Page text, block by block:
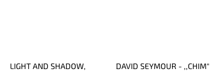
LIGHT AND SHADOW,
DAVID SEYMOUR - ,,CHIM"